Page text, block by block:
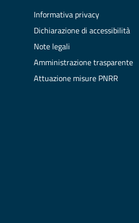
Informativa privacy
Dichiarazione di accessibilità
Note legali
Amministrazione trasparente
Attuazione misure PNRR